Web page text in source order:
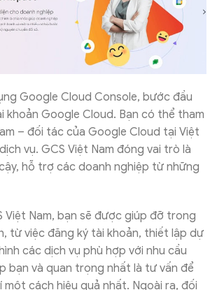
Google Cloud Console, bước đầu
khoản Google Cloud. Bạn có thể tham
– đối tác của Google Cloud tại Việt
vụ. GCS Việt Nam đóng vai trò là
hỗ trợ các doanh nghiệp từ những
Việt Nam, bạn sẽ được giúp đỡ trong
từ việc đăng ký tài khoản, thiết lập dự
các dịch vụ phù hợp với nhu cầu
bạn và quan trọng nhất là tư vấn để
một cách hiệu quả nhất. Ngoài ra, đối